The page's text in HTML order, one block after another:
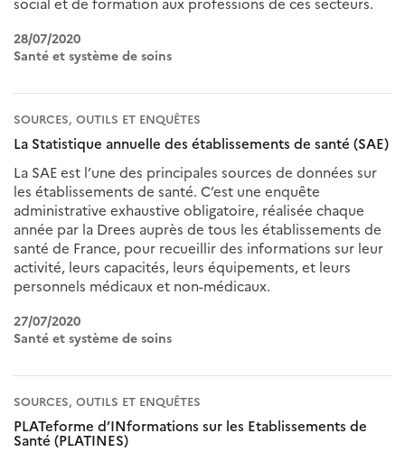
28/07/2020
Santé et système de soins
SOURCES, OUTILS ET ENQUÊTES
La Statistique annuelle des établissements de santé (SAE)
La SAE est l’une des principales sources de données sur
les établissements de santé. C’est une enquête
administrative exhaustive obligatoire, réalisée chaque
année par la Drees auprès de tous les établissements de
santé de France, pour recueillir des informations sur leur
activité, leurs capacités, leurs équipements, et leurs
personnels médicaux et non-médicaux.
27/07/2020
Santé et système de soins
SOURCES, OUTILS ET ENQUÊTES
PLATeforme d’INformations sur les Etablissements de
Santé (PLATINES)